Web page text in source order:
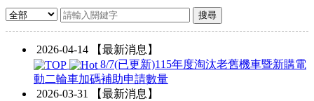
2026-04-14
【最新消息】
8/7(已更新)115年度淘汰老舊機車暨新購電
動二輪車加碼補助申請數量
2026-03-31
【最新消息】